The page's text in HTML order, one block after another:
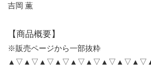
吉岡 薫
【商品概要】
※販売ページから一部抜粋